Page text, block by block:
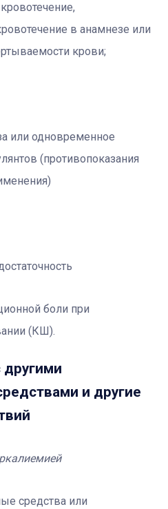
в анамнезе или
крови;
или одновременное
(противопоказания
боли при
(КШ).
другими
и другие
средства или